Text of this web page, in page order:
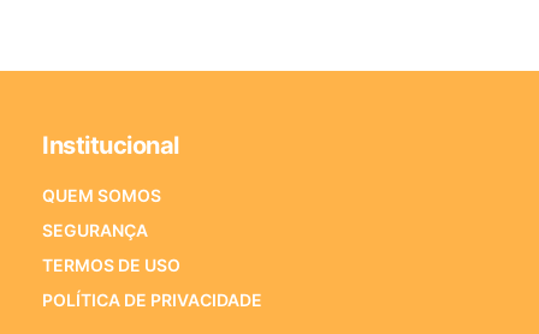
Institucional
QUEM SOMOS
SEGURANÇA
TERMOS DE USO
POLÍTICA DE PRIVACIDADE